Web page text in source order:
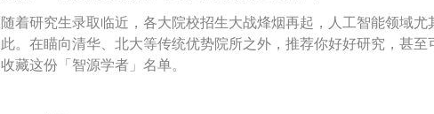
随着研究生录取临近，各大院校招生大战烽烟再起，人工智能领域尤
此。在瞄向清华、北大等传统优势院所之外，推荐你好好研究，甚至
收藏这份「智源学者」名单。